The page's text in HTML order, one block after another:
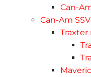
Can-
Can-Am
Traxter